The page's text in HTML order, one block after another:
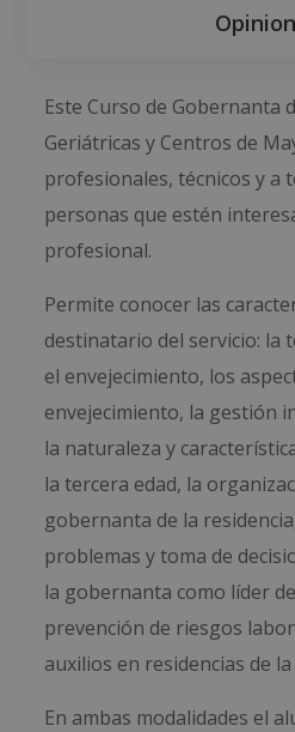
Este Curso de Gobernanta
Geriátricas y Centros de
profesionales, técnicos y a
personas que estén
profesional.
Permite conocer las
destinatario del servicio: la
el envejecimiento, los
envejecimiento, la gestión
la naturaleza y
la tercera edad, la
gobernanta de la
problemas y toma de
la gobernanta como líder
prevención de riesgos
auxilios en residencias de
En ambas modalidades el